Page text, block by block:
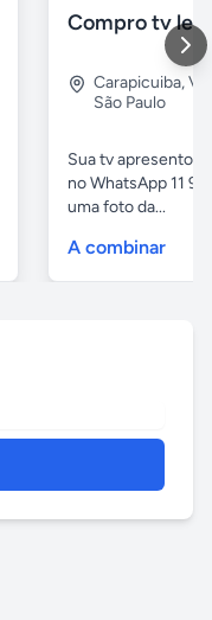
Compro tv
Carapicuiba,
São Paulo
Sua tv apresentou
no WhatsApp 11
uma foto da...
A combinar